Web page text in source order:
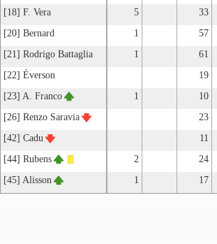
[18] F. Vera
5 33
[20] Bernard
1 57
[21] Rodrigo Battaglia
1 61
[22] Éverson
19
[23] A. Franco
1 10
[26] Renzo Saravia
23
[42] Cadu
11
[44] Rubens
2 24
[45] Alisson
1 17